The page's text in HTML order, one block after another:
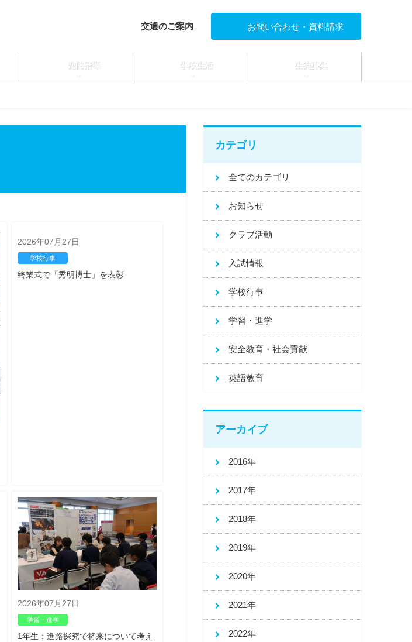
交通のご案内 お問い合わせ・資料請求
進路指導 学校生活 生徒募集
2026年07月27日
学校行事
終業式で「秀明博士」を表彰
2026年07月27日
学習・進学
1年生：進路探究で将来について考え
カテゴリ
全てのカテゴリ
お知らせ
クラブ活動
入試情報
学校行事
学習・進学
安全教育・社会貢献
英語教育
アーカイブ
2016年
2017年
2018年
2019年
2020年
2021年
2022年